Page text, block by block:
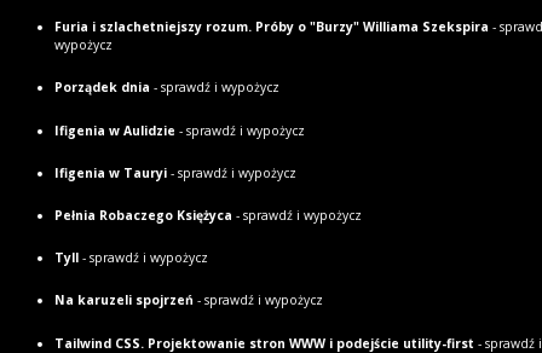
Furia i szlachetniejszy rozum. Próby o "Burzy" Williama Szekspira -
wypożycz
Porządek dnia - sprawdź i wypożycz
Ifigenia w Aulidzie - sprawdź i wypożycz
Ifigenia w Tauryi- sprawdź i wypożycz
Pełnia Robaczego Księżyca - sprawdź i wypożycz
Tyll - sprawdź i wypożycz
Na karuzeli spojrzeń - sprawdź i wypożycz
Tailwind CSS. Projektowanie stron WWW i podejście utility-first - sprawdź